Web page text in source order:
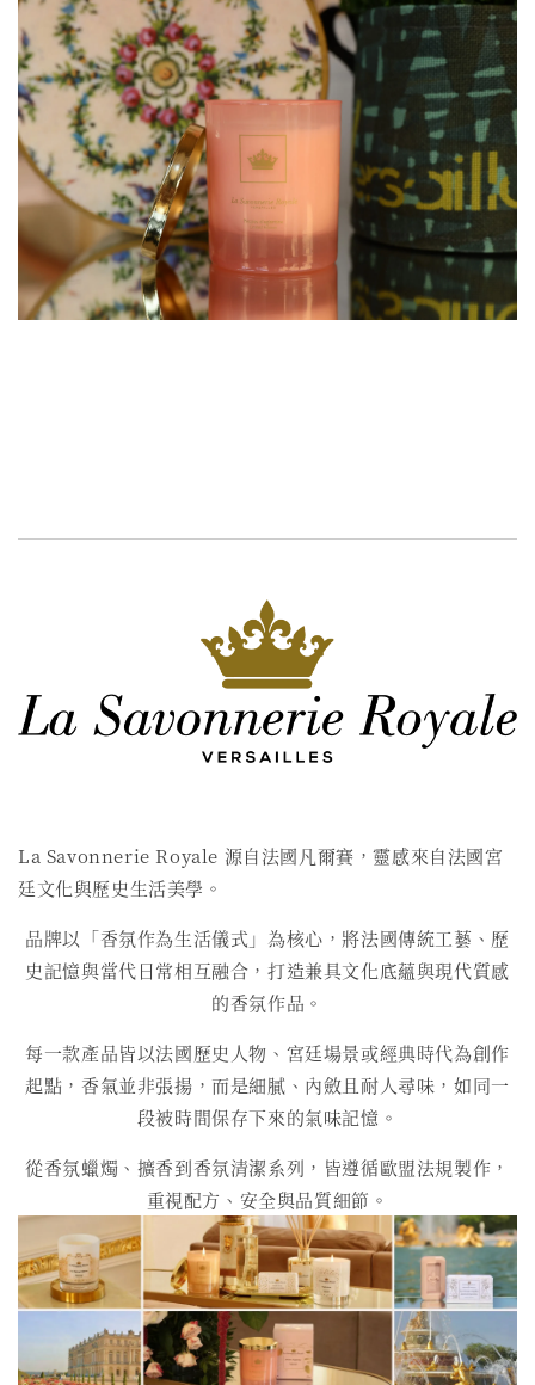
La Savonnerie Royale 源自法國凡爾賽，靈感來自法國宮
廷文化與歷史生活美學。
品牌以「香氛作為生活儀式」為核心，將法國傳統工藝、歷
史記憶與當代日常相互融合，打造兼具文化底蘊與現代質感
的香氛作品。
每一款產品皆以法國歷史人物、宮廷場景或經典時代為創作
起點，香氣並非張揚，而是細膩、內斂且耐人尋味，如同一
段被時間保存下來的氣味記憶。
從香氛蠟燭、擴香到香氛清潔系列，皆遵循歐盟法規製作，
重視配方、安全與品質細節。